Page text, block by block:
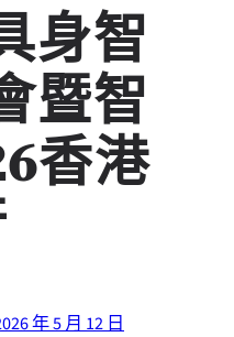
身智
暨智
香港
年 5 月 12 日